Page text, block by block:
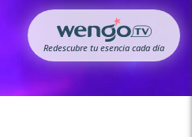
Redescubre tu esencia cada día